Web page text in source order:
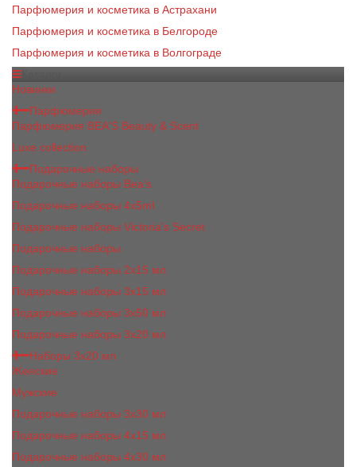
Парфюмерия и косметика в Астрахани
Парфюмерия и косметика в Белгороде
Парфюмерия и косметика в Волгограде
Новинки
Парфюмерия
Парфюмерия BEA'S Beauty & Scent
Luxe collection
Подарочные наборы
Подарочные наборы Bea's
Подарочные наборы 4х5ml
Подарочные наборы Victoria's Secret
Подарочные наборы
Подарочные наборы 2x15 мл
Подарочные наборы 3х15 мл
Подарочные наборы 3x50 мл
Подарочные наборы 3x20 мл
Наборы 3х20 мл
Женские
Мужские
Подарочные наборы 3х30 мл
Подарочные наборы 4x15 мл
Подарочные наборы 4x30 мл